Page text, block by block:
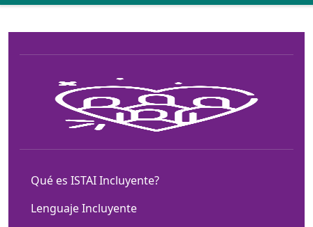
Qué es ISTAI Incluyente?
Lenguaje Incluyente